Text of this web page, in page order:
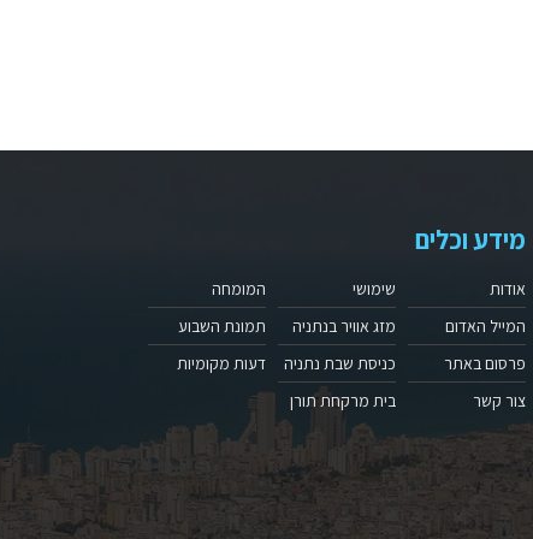
מידע וכלים
אודות
המייל האדום
פרסום באתר
צור קשר
שימושי
מזג אוויר בנתניה
כניסת שבת נתניה
בית מרקחת תורן
המומחה
תמונת השבוע
דעות מקומיות